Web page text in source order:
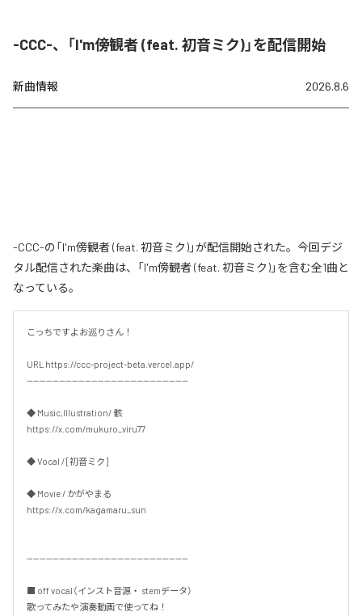
-CCC-、「I'm傍観者 (feat. 初音ミク)」を配信開始
新曲情報 2026.8.6
-CCC-の「I'm傍観者 (feat. 初音ミク)」が配信開始された。今回デジ
タル配信された楽曲は、「I'm傍観者 (feat. 初音ミク)」を含む全1曲と
なっている。
こっちですよお巡りさん！
URL https://ccc-project-beta.vercel.app/
--------------------------------------------------
◆ Music,Illustration/ 骸
https://x.com/mukuro_viru77
◆ Vocal / [初音ミク]
◆ Movie / かがやまる
https://x.com/kagamaru_sun
--------------------------------------------------
■ off vocal（インスト音源・ stemデータ）
歌ってみたや演奏動画で使ってね！